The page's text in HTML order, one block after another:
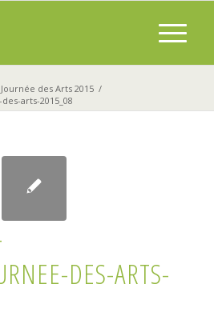
Journée des Arts 2015 /
arts-2015_08
DES-ARTS-